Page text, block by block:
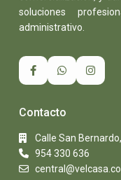
soluciones
administrativo.
Contacto
Calle San
954 330 636